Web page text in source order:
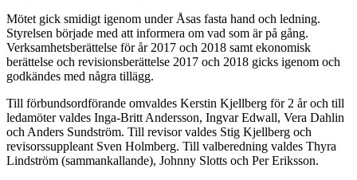
Mötet gick smidigt igenom under Åsas fasta hand och ledning.
Styrelsen började med att informera om vad som är på gång.
Verksamhetsberättelse för år 2017 och 2018 samt ekonomisk
berättelse och revisionsberättelse 2017 och 2018 gicks igenom och
godkändes med några tillägg.
Till förbundsordförande omvaldes Kerstin Kjellberg för 2 år och till
ledamöter valdes Inga-Britt Andersson, Ingvar Edwall, Vera Dahlin
och Anders Sundström. Till revisor valdes Stig Kjellberg och
revisorssuppleant Sven Holmberg. Till valberedning valdes Thyra
Lindström (sammankallande), Johnny Slotts och Per Eriksson.